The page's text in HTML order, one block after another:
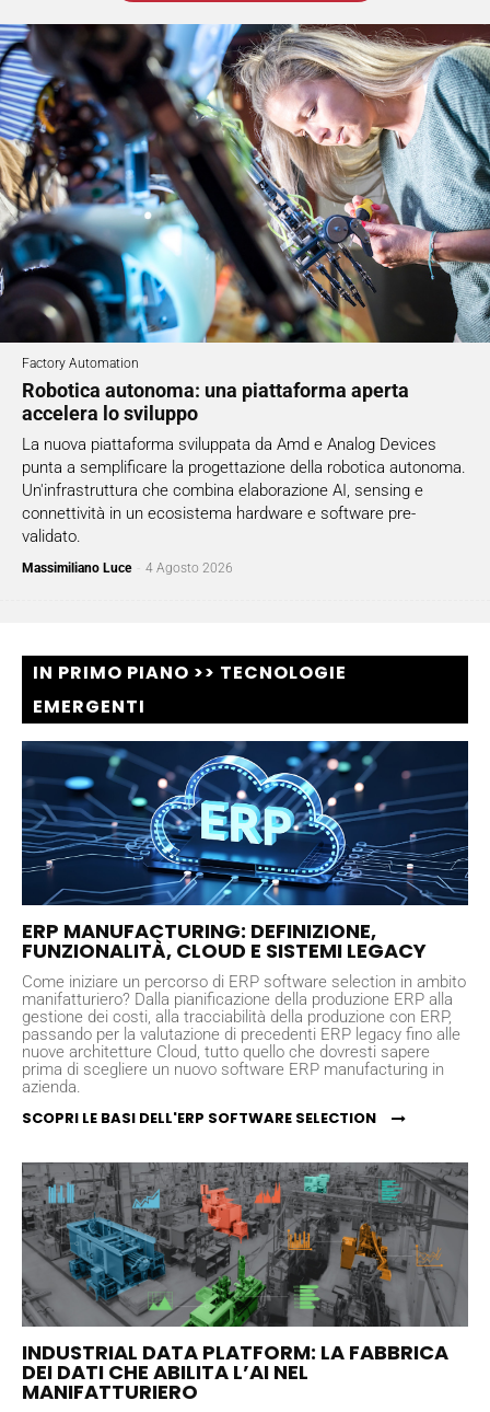
Factory Automation
Robotica autonoma: una piattaforma aperta
accelera lo sviluppo
La nuova piattaforma sviluppata da Amd e Analog Devices
punta a semplificare la progettazione della robotica autonoma.
Un'infrastruttura che combina elaborazione AI, sensing e
connettività in un ecosistema hardware e software pre-
validato.
Massimiliano Luce 4 Agosto 2026
IN PRIMO PIANO >> TECNOLOGIE
EMERGENTI
ERP MANUFACTURING: DEFINIZIONE,
FUNZIONALITÀ, CLOUD E SISTEMI LEGACY
Come iniziare un percorso di ERP software selection in ambito
manifatturiero? Dalla pianificazione della produzione ERP alla
gestione dei costi, alla tracciabilità della produzione con ERP,
passando per la valutazione di precedenti ERP legacy fino alle
nuove architetture Cloud, tutto quello che dovresti sapere
prima di scegliere un nuovo software ERP manufacturing in
azienda.
SCOPRI LE BASI DELL'ERP SOFTWARE SELECTION
INDUSTRIAL DATA PLATFORM: LA FABBRICA
DEI DATI CHE ABILITA L’AI NEL
MANIFATTURIERO